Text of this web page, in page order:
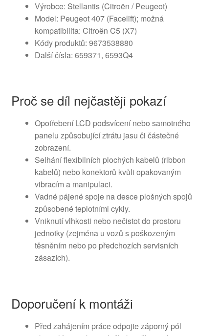
Výrobce: Stellantis (Citroën / Peugeot)
Model: Peugeot 407 (Facelift); možná
kompatibilita: Citroën C5 (X7)
Kódy produktů: 9673538880
Další čísla: 659371, 6593Q4
Proč se díl nejčastěji pokazí
Opotřebení LCD podsvícení nebo samotného
panelu způsobující ztrátu jasu či částečné
zobrazení.
Selhání flexibilních plochých kabelů (ribbon
kabelů) nebo konektorů kvůli opakovaným
vibracím a manipulaci.
Vadné pájené spoje na desce plošných spojů
způsobené teplotními cykly.
Vniknutí vlhkosti nebo nečistot do prostoru
jednotky (zejména u vozů s poškozeným
těsněním nebo po předchozích servisních
zásazích).
Doporučení k montáži
Před zahájením práce odpojte záporný pól